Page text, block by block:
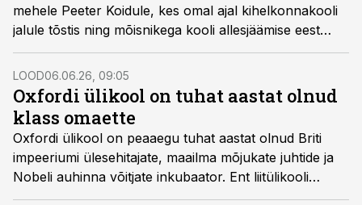
mehele Peeter Koidule, kes omal ajal kihelkonnakooli
jalule tõstis ning mõisnikega kooli allesjäämise eest
võitles.
LOOD06.06.26, 09:05
Oxfordi ülikool on tuhat aastat olnud
klass omaette
Oxfordi ülikool on peaaegu tuhat aastat olnud Briti
impeeriumi ülesehitajate, maailma mõjukate juhtide ja
Nobeli auhinna võitjate inkubaator. Ent liitülikooli
fassaadi taga peituvad ka tumedad peatükid.